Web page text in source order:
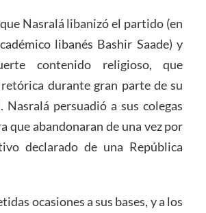
Nasralá libanizó el partido (en
libanés Bashir Saade) y
contenido religioso, que
durante gran parte de su
persuadió a sus colegas
que abandonaran de una vez por
declarado de una República
ocasiones a sus bases, y a los